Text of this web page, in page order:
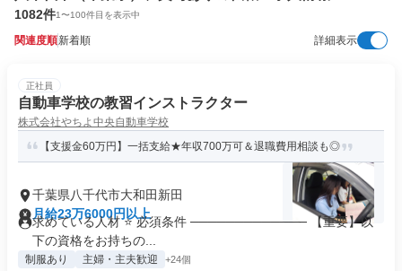
1082件1〜100件目を表示中
関連度順新着順 詳細表示
正社員
自動車学校の教習インストラクター
株式会社やちよ中央自動車学校
【支援金60万円】一括支給★年収700万可＆退職費用相談も◎
千葉県八千代市大和田新田
月給23万6000円以上
求めている人材 ⭐ 必須条件 ───────────── 【重要】以
下の資格をお持ちの...
制服あり 主婦・主夫歓迎 +24個